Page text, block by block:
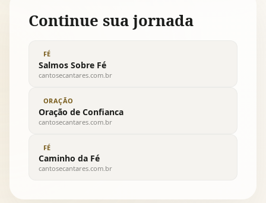
Continue sua jornada
FÉ
Salmos Sobre Fé
cantosecantares.com.br
ORAÇÃO
Oração de Confianca
cantosecantares.com.br
FÉ
Caminho da Fé
cantosecantares.com.br